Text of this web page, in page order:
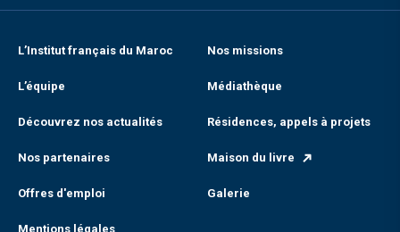
L’Institut français du Maroc Nos missions
L’équipe Médiathèque
Découvrez nos actualités Résidences, appels à projets
Nos partenaires Maison du livre
Offres d'emploi Galerie
Mentions légales